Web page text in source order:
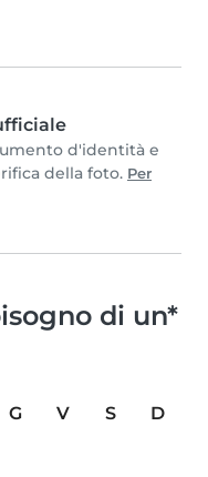
d'identità e
della foto. Per
di un*
G V S
D